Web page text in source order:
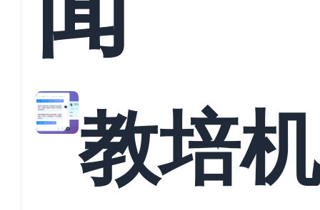
教培机